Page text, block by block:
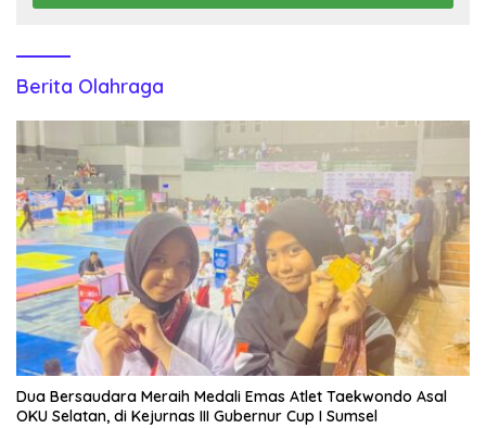
Berita Olahraga
Dua Bersaudara Meraih Medali Emas Atlet Taekwondo Asal
OKU Selatan, di Kejurnas III Gubernur Cup I Sumsel